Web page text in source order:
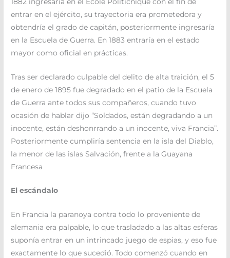
entrar en el ejército, su trayectoria era prometedora y
obtendría el grado de capitán, posteriormente ingresaría
en la Escuela de Guerra. En 1883 entraría en el estado
mayor como oficial en prácticas.
Tras ser declarado culpable del delito de alta traición, el 5
de enero de 1895 fue degradado en el patio de la Escuela
de Guerra ante todos sus compañeros, cuando tuvo
ocasión de hablar dijo “Soldados, están degradando a un
inocente, están deshonrrando a un inocente, viva Francia”.
Posteriormente cumpliría sentencia en la isla del Diablo,
la menor de las islas Salvación, frente a la Guayana
Francesa
El escándalo
En Francia la paranoya contra todo lo proveniente de
alemania era palpable, lo que trasladado a las altas esferas
suponía entrar en un intrincado juego de espias, y eso fue
exactamente lo que sucedió. Todo comenzó cuando en